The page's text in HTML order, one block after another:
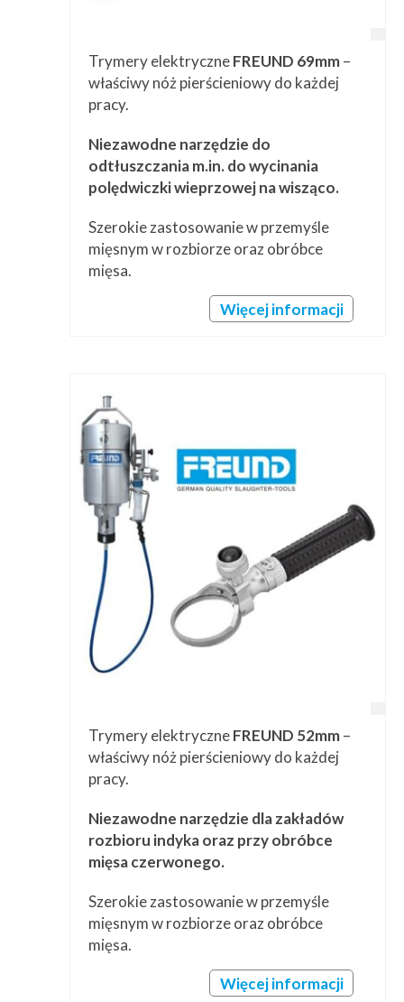
Trymery elektryczneFREUND 69mm–
właściwy nóż pierścieniowy do każdej
pracy.
Niezawodne narzędzie do
odtłuszczania m.in. do wycinania
polędwiczki wieprzowej na wisząco.
Szerokie zastosowanie w przemyśle
mięsnym w rozbiorze oraz obróbce
mięsa.
Więcej informacji
Trymery elektryczneFREUND 52mm–
właściwy nóż pierścieniowy do każdej
pracy.
Niezawodne narzędzie dla zakładów
rozbioru indyka oraz przy obróbce
mięsa czerwonego.
Szerokie zastosowanie w przemyśle
mięsnym w rozbiorze oraz obróbce
mięsa.
Więcej informacji